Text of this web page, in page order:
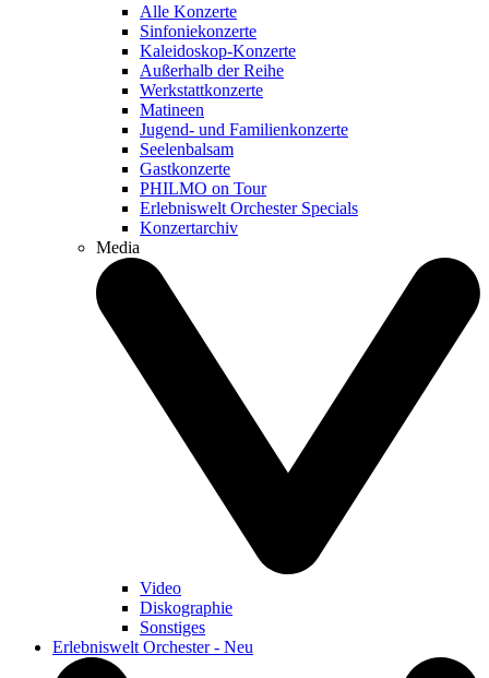
Alle Konzerte
Sinfoniekonzerte
Kaleidoskop-Konzerte
Außerhalb der Reihe
Werkstattkonzerte
Matineen
Jugend- und Familienkonzerte
Seelenbalsam
Gastkonzerte
PHILMO on Tour
Erlebniswelt Orchester Specials
Konzertarchiv
Media
Video
Diskographie
Sonstiges
Erlebniswelt Orchester - Neu